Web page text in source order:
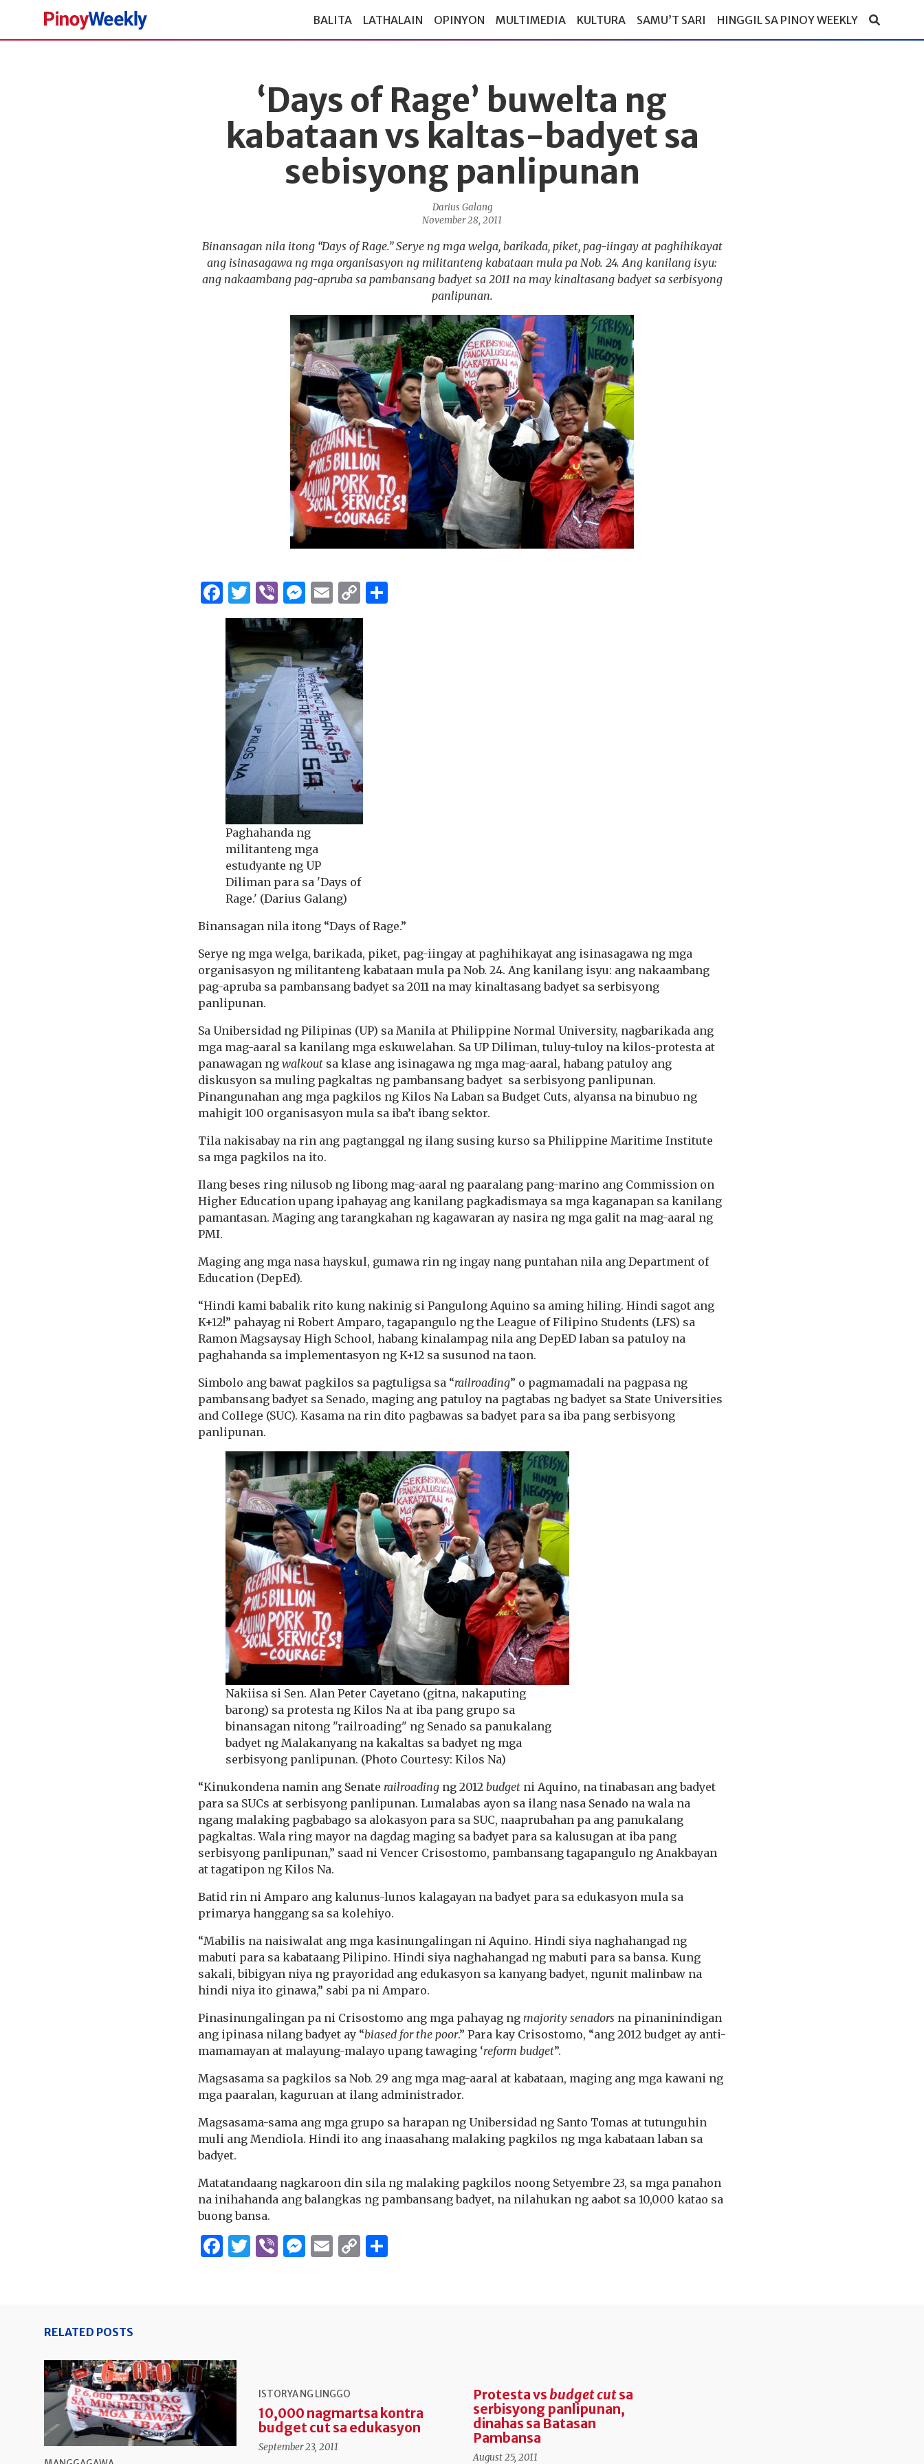
Pinoy
BALITA LATHALAIN OPINYON MULTIMEDIA KULTURA SAMU’T SARI HINGGIL SA PINOY WEEKLY
‘Days of Rage’ buwelta ng
kabataan vs kaltas-badyet sa
sebisyong panlipunan
Darius Galang
November 28, 2011
Binansagan nila itong “Days of Rage.” Serye ng mga welga, barikada, piket, pag-iingay at paghihikayat
ang isinasagawa ng mga organisasyon ng militanteng kabataan mula pa Nob. 24. Ang kanilang isyu:
ang nakaambang pag-apruba sa pambansang badyet sa 2011 na may kinaltasang badyet sa serbisyong
panlipunan.
Facebook
Twitter
ViberMessenger
Email
Copy
Link
Paghahanda ng
militanteng mga
estudyante ng UP
Diliman para sa 'Days of
Rage.' (Darius Galang)
Binansagan nila itong “Days of Rage.”
Serye ng mga welga, barikada, piket, pag-iingay at paghihikayat ang isinasagawa ng mga
organisasyon ng militanteng kabataan mula pa Nob. 24. Ang kanilang isyu: ang nakaambang
pag-apruba sa pambansang badyet sa 2011 na may kinaltasang badyet sa serbisyong
panlipunan.
Sa Unibersidad ng Pilipinas (UP) sa Manila at Philippine Normal University, nagbarikada ang
mga mag-aaral sa kanilang mga eskuwelahan. Sa UP Diliman, tuluy-tuloy na kilos-protesta at
panawagan ng walkout sa klase ang isinagawa ng mga mag-aaral, habang patuloy ang
diskusyon sa muling pagkaltas ng pambansang badyet sa serbisyong panlipunan.
Pinangunahan ang mga pagkilos ng Kilos Na Laban sa Budget Cuts, alyansa na binubuo ng
mahigit 100 organisasyon mula sa iba’t ibang sektor.
Tila nakisabay na rin ang pagtanggal ng ilang susing kurso sa Philippine Maritime Institute
sa mga pagkilos na ito.
Ilang beses ring nilusob ng libong mag-aaral ng paaralang pang-marino ang Commission on
Higher Education upang ipahayag ang kanilang pagkadismaya sa mga kaganapan sa kanilang
pamantasan. Maging ang tarangkahan ng kagawaran ay nasira ng mga galit na mag-aaral ng
PMI.
Maging ang mga nasa hayskul, gumawa rin ng ingay nang puntahan nila ang Department of
Education (DepEd).
“Hindi kami babalik rito kung nakinig si Pangulong Aquino sa aming hiling. Hindi sagot ang
K+12!” pahayag ni Robert Amparo, tagapangulo ng the League of Filipino Students (LFS) sa
Ramon Magsaysay High School, habang kinalampag nila ang DepED laban sa patuloy na
paghahanda sa implementasyon ng K+12 sa susunod na taon.
Simbolo ang bawat pagkilos sa pagtuligsa sa “railroading” o pagmamadali na pagpasa ng
pambansang badyet sa Senado, maging ang patuloy na pagtabas ng badyet sa State Universities
and College (SUC). Kasama na rin dito pagbawas sa badyet para sa iba pang serbisyong
panlipunan.
Nakiisa si Sen. Alan Peter Cayetano (gitna, nakaputing
barong) sa protesta ng Kilos Na at iba pang grupo sa
binansagan nitong "railroading" ng Senado sa panukalang
badyet ng Malakanyang na kakaltas sa badyet ng mga
serbisyong panlipunan. (Photo Courtesy: Kilos Na)
“Kinukondena namin ang Senate railroading ng 2012 budget ni Aquino, na tinabasan ang badyet
para sa SUCs at serbisyong panlipunan. Lumalabas ayon sa ilang nasa Senado na wala na
ngang malaking pagbabago sa alokasyon para sa SUC, naaprubahan pa ang panukalang
pagkaltas. Wala ring mayor na dagdag maging sa badyet para sa kalusugan at iba pang
serbisyong panlipunan,” saad ni Vencer Crisostomo, pambansang tagapangulo ng Anakbayan
at tagatipon ng Kilos Na.
Batid rin ni Amparo ang kalunus-lunos kalagayan na badyet para sa edukasyon mula sa
primarya hanggang sa sa kolehiyo.
“Mabilis na naisiwalat ang mga kasinungalingan ni Aquino. Hindi siya naghahangad ng
mabuti para sa kabataang Pilipino. Hindi siya naghahangad ng mabuti para sa bansa. Kung
sakali, bibigyan niya ng prayoridad ang edukasyon sa kanyang badyet, ngunit malinbaw na
hindi niya ito ginawa,” sabi pa ni Amparo.
Pinasinungalingan pa ni Crisostomo ang mga pahayag ng majority senadors na pinaninindigan
ang ipinasa nilang badyet ay “biased for the poor.” Para kay Crisostomo, “ang 2012 budget ay anti-
mamamayan at malayung-malayo upang tawaging ‘reform budget”.
Magsasama sa pagkilos sa Nob. 29 ang mga mag-aaral at kabataan, maging ang mga kawani ng
mga paaralan, kaguruan at ilang administrador.
Magsasama-sama ang mga grupo sa harapan ng Unibersidad ng Santo Tomas at tutunguhin
muli ang Mendiola. Hindi ito ang inaasahang malaking pagkilos ng mga kabataan laban sa
badyet.
Matatandaang nagkaroon din sila ng malaking pagkilos noong Setyembre 23, sa mga panahon
na inihahanda ang balangkas ng pambansang badyet, na nilahukan ng aabot sa 10,000 katao sa
buong bansa.
Facebook
Twitter
ViberMessenger
Email
Copy
RELATED POSTS
ISTORYA NG LINGGO
10,000 nagmartsa kontra
budget cut sa edukasyon
September 23, 2011
Protesta vsbudget cutsa
serbisyong panlipunan,
dinahas sa Batasan
Pambansa
August 25, 2011